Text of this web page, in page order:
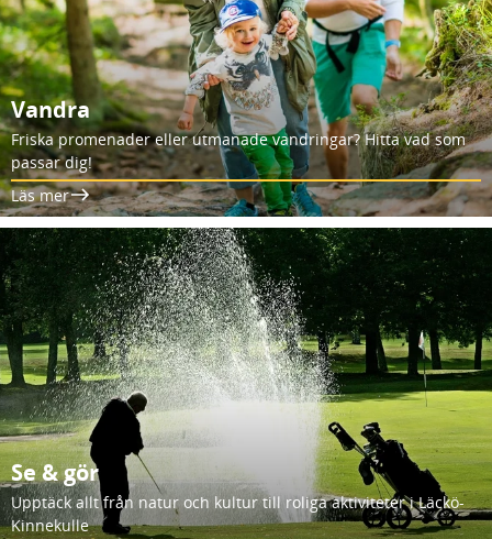
Vandra
Friska promenader eller utmanade vandringar? Hitta vad som
passar dig!
Läs mer
Se & gör
Upptäck allt från natur och kultur till roliga aktiviteter i Läckö-
Kinnekulle